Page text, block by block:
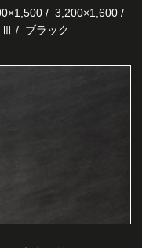
3,200×1,600
Ⅲ ブラック